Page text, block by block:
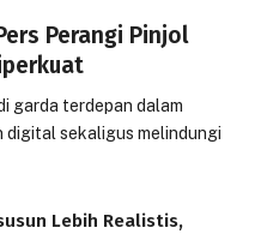
Perangi Pinjol
garda terdepan dalam
sekaligus melindungi
Lebih Realistis,